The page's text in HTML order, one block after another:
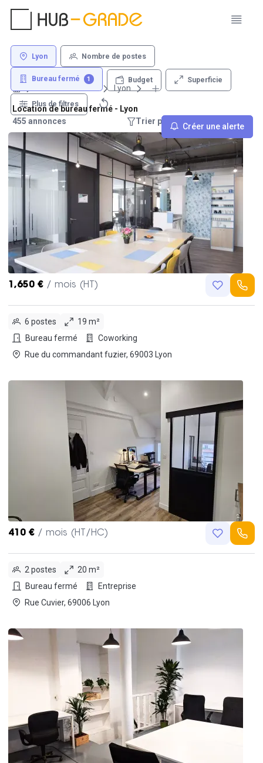
Lyon Nombre de postes
Bureau fermé 1 Budget Superficie
Plus de filtres
Créer une alerte
Lyon
Location de bureau fermé - Lyon
455 annonces
Trier par : Recommandations
1,650 € / mois (HT)
6 postes
19 m²
Bureau fermé
Coworking
Rue du commandant fuzier, 69003 Lyon
410 € / mois (HT/HC)
2 postes
20 m²
Bureau fermé
Entreprise
Rue Cuvier, 69006 Lyon